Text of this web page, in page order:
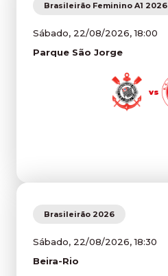
Brasileirão Feminino A1 2026
Sábado, 22/08/2026, 18:00
Parque São Jorge
vs
Brasileirão 2026
Sábado, 22/08/2026, 18:30
Beira-Rio